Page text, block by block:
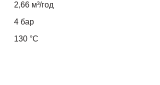
2,66 м³/год
4 бар
130 °С